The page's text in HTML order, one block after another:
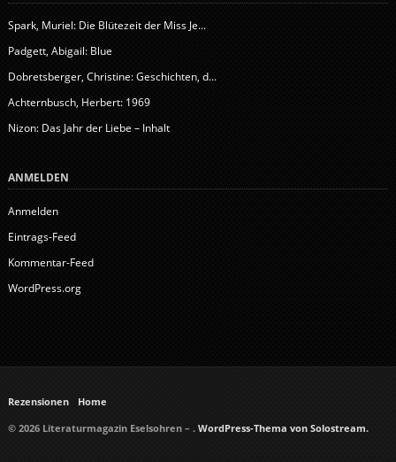
Spark, Muriel: Die Blütezeit der Miss Je...
Padgett, Abigail: Blue
Dobretsberger, Christine: Geschichten, d...
Achternbusch, Herbert: 1969
Nizon: Das Jahr der Liebe – Inhalt
ANMELDEN
Anmelden
Eintrags-Feed
Kommentar-Feed
WordPress.org
Rezensionen Home
© 2026 Literaturmagazin Eselsohren – . WordPress-Thema von Solostream.